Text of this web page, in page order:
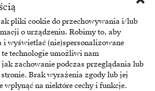
pliki cookie do przechowywania i/lub
o urządzeniu. Robimy to, aby
wyświetlać (nie)spersonalizowane
technologie umożliwi nam
zachowanie podczas przeglądania lub
Brak wyrażenia zgody lub jej
na niektóre cechy i funkcje.
Brandsit
politykę